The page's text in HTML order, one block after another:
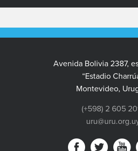
Avenida Bolivia 2387,
“Estadio
Montevideo,
(+598) 2 605